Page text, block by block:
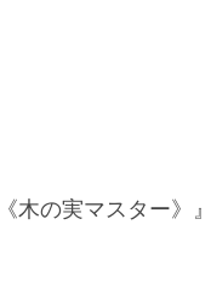
木の実マスター》